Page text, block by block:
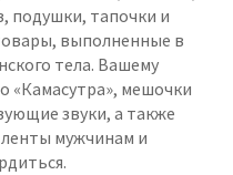
подушки, тапочки и
выполненные в
тела. Вашему
«Камасутра», мешочки
звуки, а также
мужчинам и